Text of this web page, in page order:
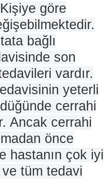
göre
bağlı
son
vardır.
yeterli
cerrahi
Ancak cerrahi
önce
hastanın çok iyi
tüm tedavi